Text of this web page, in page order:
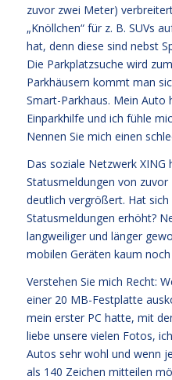
zuvor zwei Meter)
„Knöllchen“ für z. B. SUVs
hat, denn diese sind nebst
Die Parkplatzsuche wird
Parkhäusern kommt man
Smart-Parkhaus. Mein Auto
Einparkhilfe und ich fühle
Nennen Sie mich einen
Das soziale Netzwerk
Statusmeldungen von
deutlich vergrößert. Hat
Statusmeldungen erhöht?
langweiliger und länger
mobilen Geräten kaum
Verstehen Sie mich Recht:
einer 20 MB-Festplatte
mein erster PC hatte, mit
liebe unsere vielen Fotos,
Autos sehr wohl und wenn
als 140 Zeichen mitteilen